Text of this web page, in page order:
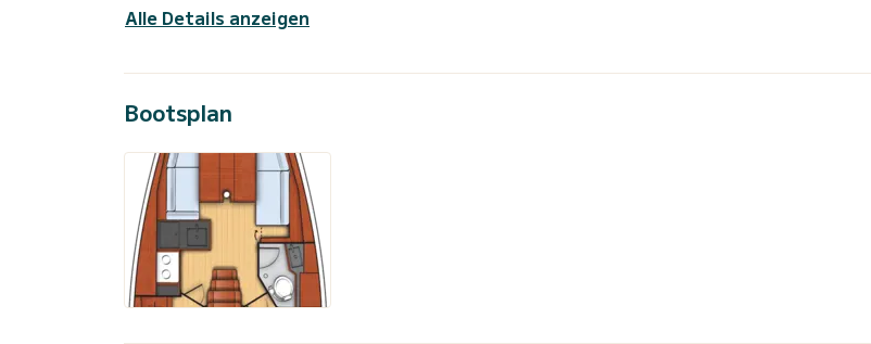
Alle Details anzeigen
Bootsplan